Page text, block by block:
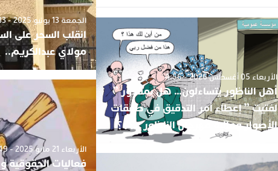
الأربعاء 05 أغسطس 2026 - 4:56
أهل الناظور يتساءلون… هل بمقدور ”
لفتيت ” إعطاء أمر التدقيق في صفقات
الأصوار ومالية مهرجان الناظور ..؟؟؟.
الجمعة 13 يونيو 2025 - 10:33
انقلب السحر على
مولاي عبدالكريم..
الأربعاء 21 مايو 2025 - 8:49
فعاليات الحقوقية